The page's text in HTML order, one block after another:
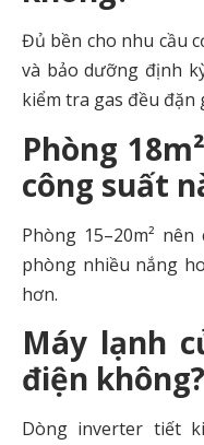
Đủ bền cho nhu cầu
và bảo dưỡng định
kiểm tra gas đều
Phòng
công suất
Phòng 15–20m²
phòng nhiều nắng
hơn.
Máy lạnh
điện không?
Dòng inverter tiết